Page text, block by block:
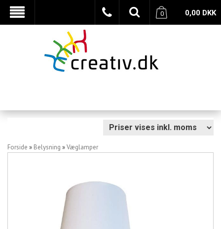
0,00 DKK
0
Forside » Belysning »Væglamper